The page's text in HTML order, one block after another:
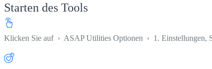
Starten des Tools
Klicken Sie auf › ASAP Utilities Optionen › 1. Einstellungen,